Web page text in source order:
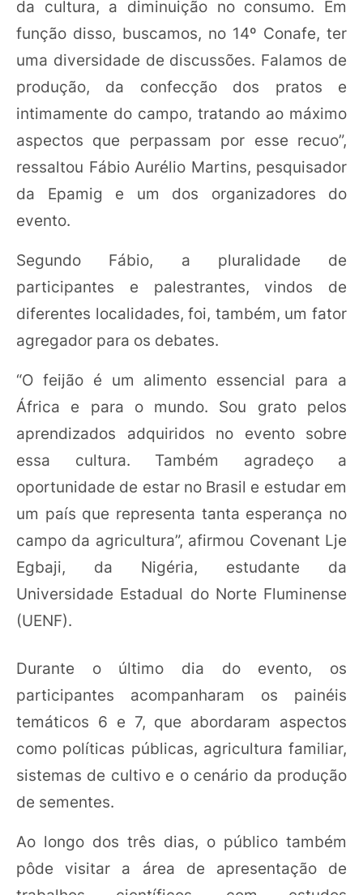
da cultura, a diminuição no consumo. Em
função disso, buscamos, no 14º Conafe, ter
uma diversidade de discussões. Falamos de
produção, da confecção dos pratos e
intimamente do campo, tratando ao máximo
aspectos que perpassam por esse recuo”,
ressaltou Fábio Aurélio Martins, pesquisador
da Epamig e um dos organizadores do
evento.
Segundo Fábio, a pluralidade de
participantes e palestrantes, vindos de
diferentes localidades, foi, também, um fator
agregador para os debates.
“O feijão é um alimento essencial para a
África e para o mundo. Sou grato pelos
aprendizados adquiridos no evento sobre
essa cultura. Também agradeço a
oportunidade de estar no Brasil e estudar em
um país que representa tanta esperança no
campo da agricultura”, afirmou Covenant Lje
Egbaji, da Nigéria, estudante da
Universidade Estadual do Norte Fluminense
(UENF).
Durante o último dia do evento, os
participantes acompanharam os painéis
temáticos 6 e 7, que abordaram aspectos
como políticas públicas, agricultura familiar,
sistemas de cultivo e o cenário da produção
de sementes.
Ao longo dos três dias, o público também
pôde visitar a área de apresentação de